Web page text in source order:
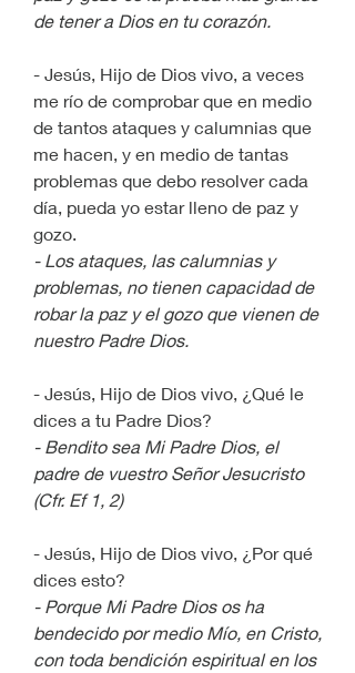
de tener a Dios en tu corazón.
- Jesús, Hijo de Dios vivo, a veces
me río de comprobar que en medio
de tantos ataques y calumnias que
me hacen, y en medio de tantas
problemas que debo resolver cada
día, pueda yo estar lleno de paz y
gozo.
- Los ataques, las calumnias y
problemas, no tienen capacidad de
robar la paz y el gozo que vienen de
nuestro Padre Dios.
- Jesús, Hijo de Dios vivo, ¿Qué le
dices a tu Padre Dios?
- Bendito sea Mi Padre Dios, el
padre de vuestro Señor Jesucristo
(Cfr. Ef 1, 2)
- Jesús, Hijo de Dios vivo, ¿Por qué
dices esto?
- Porque Mi Padre Dios os ha
bendecido por medio Mío, en Cristo,
con toda bendición espiritual en los